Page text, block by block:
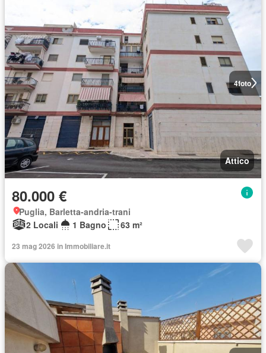
4foto
Attico
80.000 €
Puglia, Barletta-andria-trani
2 Locali
1 Bagno 63 m²
23 mag 2026 in Immobiliare.it